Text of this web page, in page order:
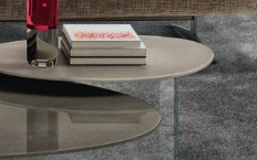
Negozi
Nuovi Prodotti MDW26
Promozioni